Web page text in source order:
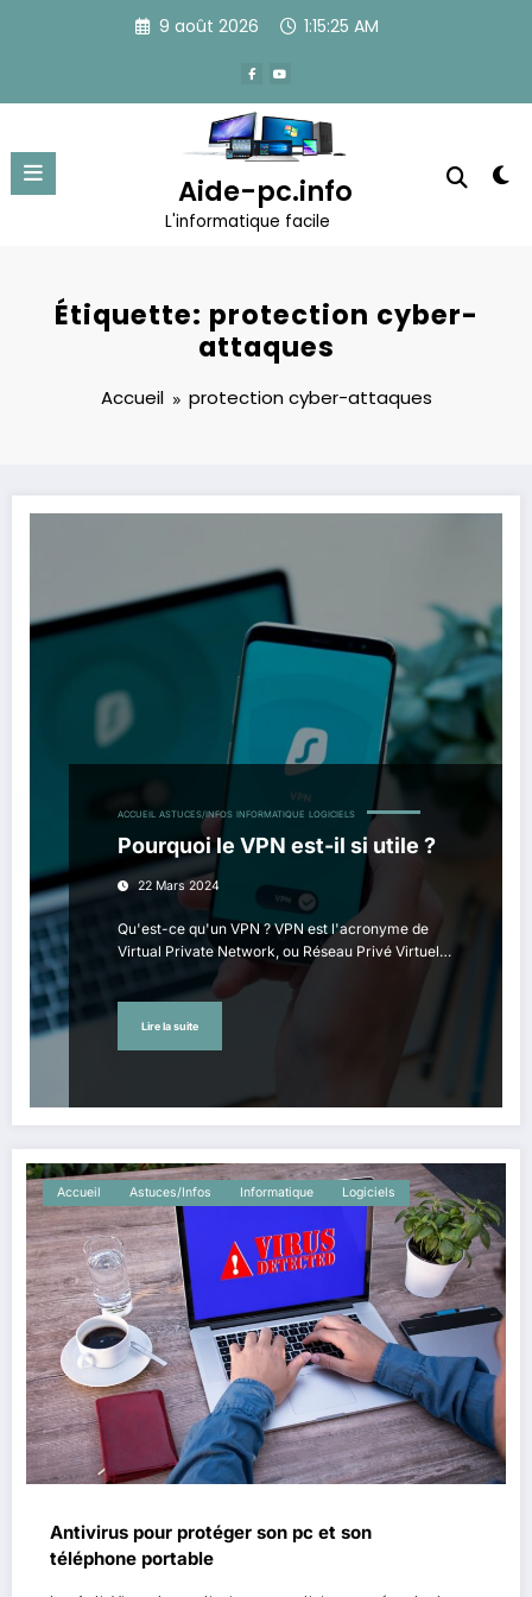
9 août 2026 1:15:25 AM
Aide-pc.info
L'informatique facile
Étiquette: protection cyber-
attaques
Accueil protection cyber-attaques
ACCUEIL ASTUCES/INFOS INFORMATIQUE LOGICIELS
Pourquoi le VPN est-il si utile ?
22 Mars 2024
Qu'est-ce qu'un VPN ? VPN est l'acronyme de
Virtual Private Network, ou Réseau Privé Virtuel…
Lire la suite
Accueil Astuces/Infos Informatique Logiciels
Antivirus pour protéger son pc et son
téléphone portable